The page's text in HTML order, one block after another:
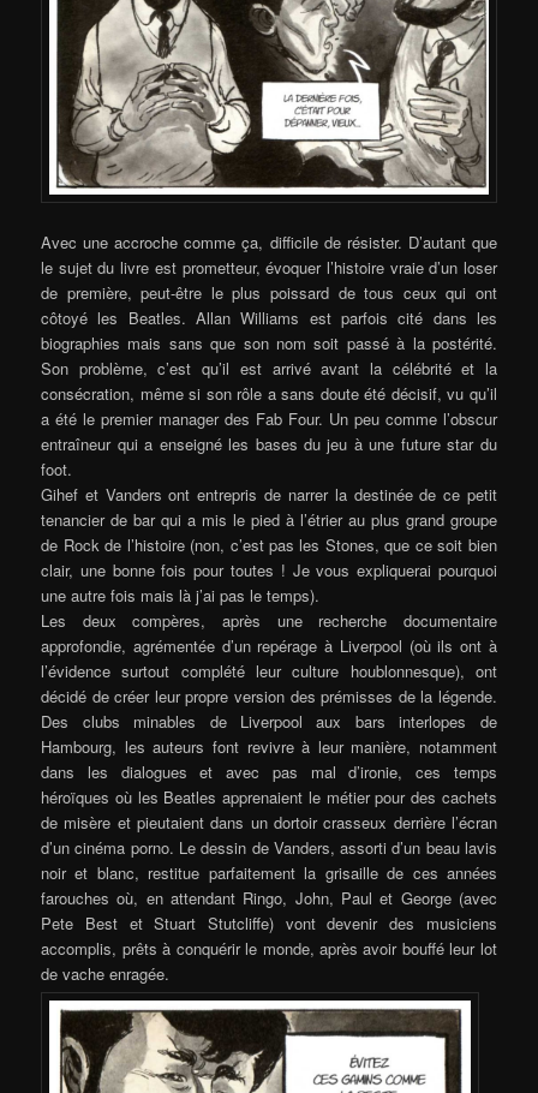
Avec une accroche comme ça, difficile de résister. D’autant que
le sujet du livre est prometteur, évoquer l’histoire vraie d’un loser
de première, peut-être le plus poissard de tous ceux qui ont
côtoyé les Beatles. Allan Williams est parfois cité dans les
biographies mais sans que son nom soit passé à la postérité.
Son problème, c’est qu’il est arrivé avant la célébrité et la
consécration, même si son rôle a sans doute été décisif, vu qu’il
a été le premier manager des Fab Four. Un peu comme l’obscur
entraîneur qui a enseigné les bases du jeu à une future star du
foot.
Gihef et Vanders ont entrepris de narrer la destinée de ce petit
tenancier de bar qui a mis le pied à l’étrier au plus grand groupe
de Rock de l’histoire (non, c’est pas les Stones, que ce soit bien
clair, une bonne fois pour toutes ! Je vous expliquerai pourquoi
une autre fois mais là j’ai pas le temps).
Les deux compères, après une recherche documentaire
approfondie, agrémentée d’un repérage à Liverpool (où ils ont à
l’évidence surtout complété leur culture houblonnesque), ont
décidé de créer leur propre version des prémisses de la légende.
Des clubs minables de Liverpool aux bars interlopes de
Hambourg, les auteurs font revivre à leur manière, notamment
dans les dialogues et avec pas mal d’ironie, ces temps
héroïques où les Beatles apprenaient le métier pour des cachets
de misère et pieutaient dans un dortoir crasseux derrière l’écran
d’un cinéma porno. Le dessin de Vanders, assorti d’un beau lavis
noir et blanc, restitue parfaitement la grisaille de ces années
farouches où, en attendant Ringo, John, Paul et George (avec
Pete Best et Stuart Stutcliffe) vont devenir des musiciens
accomplis, prêts à conquérir le monde, après avoir bouffé leur lot
de vache enragée.